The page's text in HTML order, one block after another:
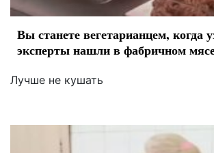
Вы станете вегетарианцем, когда
эксперты нашли в фабричном
Лучше не кушать